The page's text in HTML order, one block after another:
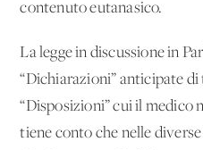
contenuto eutanasico.
La legge in discussione in
“Dichiarazioni” anticipate
“Disposizioni” cui il medico
tiene conto che nelle